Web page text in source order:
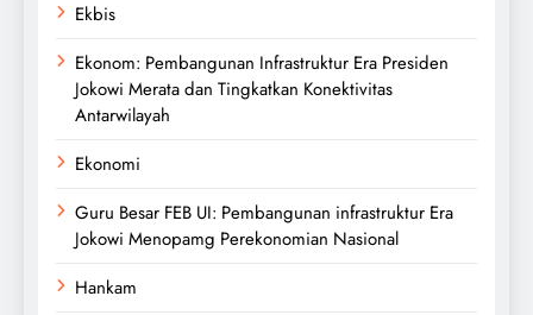
Ekbis
Ekonom: Pembangunan Infrastruktur Era Presiden
Jokowi Merata dan Tingkatkan Konektivitas
Antarwilayah
Ekonomi
Guru Besar FEB UI: Pembangunan infrastruktur Era
Jokowi Menopamg Perekonomian Nasional
Hankam